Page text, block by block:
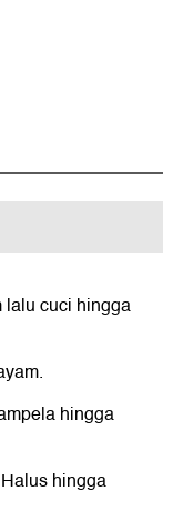
lalu cuci hingga
hingga
hingga